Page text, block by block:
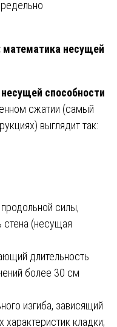
математика несущей
способности
сжатии (самый
выглядит так:
силы,
стена (несущая
длительность
более 30 см
изгиба, зависящий
характеристик кладки;